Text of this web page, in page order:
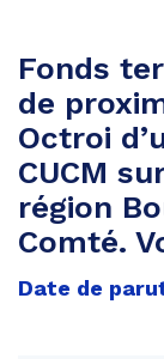
Fonds
de
Octroi
CUCM
région
Comté.
Date de